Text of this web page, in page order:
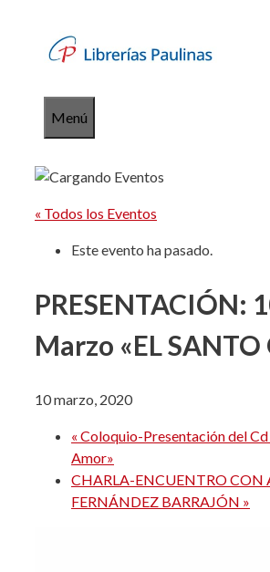
contenido
Menú
« Todos los Eventos
Este evento ha pasado.
PRESENTACIÓN:
Marzo «EL SANTO
10 marzo, 2020
« Coloquio-Presentación del
Amor»
CHARLA-ENCUENTRO CON
FERNÁNDEZ BARRAJÓN »